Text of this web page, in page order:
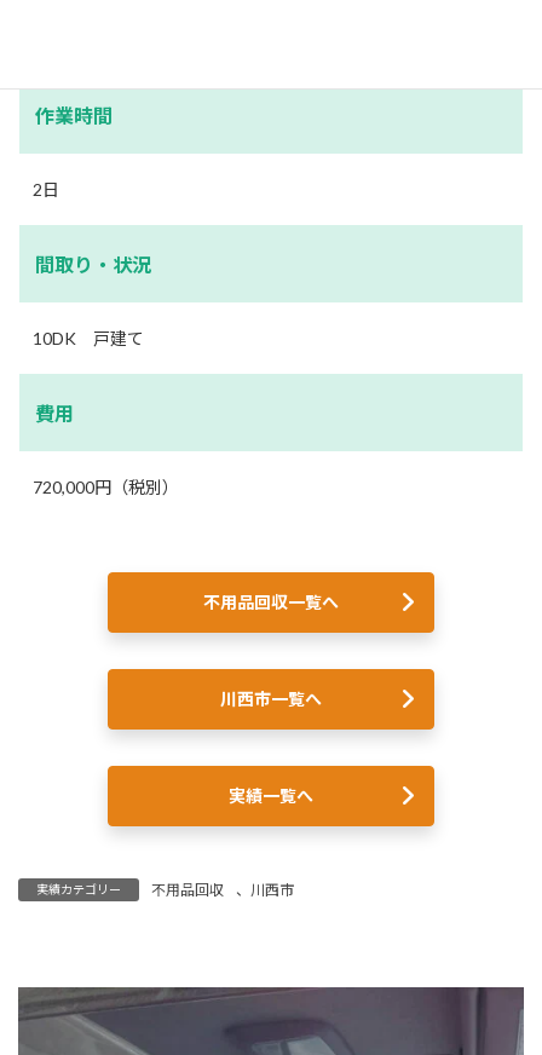
作業時間
2日
間取り・状況
10DK 戸建て
費用
720,000円（税別）
不用品回収一覧へ
川西市一覧へ
実績一覧へ
実績カテゴリー 不用品回収 、 川西市